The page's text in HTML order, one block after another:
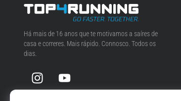
Top4Running.pt
Há mais de 16 anos que te motivamos a saíres de
casa e correres. Mais rápido. Connosco. Todos os
dias.
InstagramYouTube